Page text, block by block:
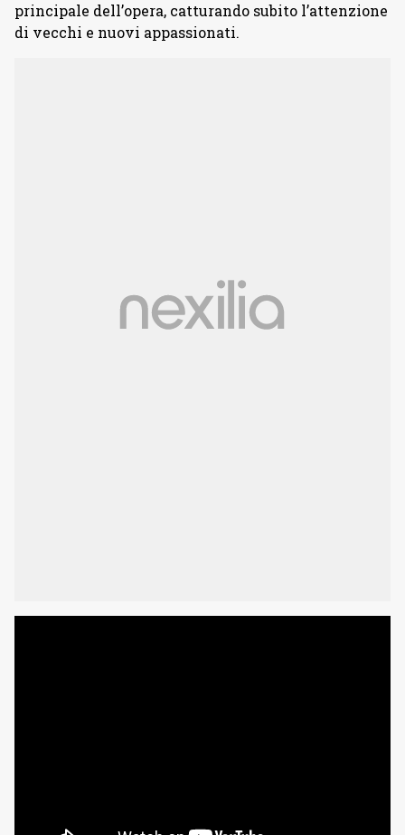
principale dell’opera, catturando subito l’attenzione
di vecchi e nuovi appassionati.